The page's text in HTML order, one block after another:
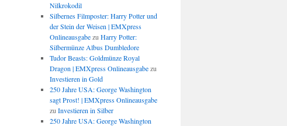
Nilkrokodil
Silbernes Filmposter: Harry Potter und
der Stein der Weisen | EMXpress
Onlineausgabezu Harry Potter:
Silbermünze Albus Dumbledore
Tudor Beasts: Goldmünze Royal
Dragon | EMXpress Onlineausgabezu
Investieren in Gold
250 Jahre USA: George Washington
sagt Prost! | EMXpress Onlineausgabe
zu Investieren in Silber
250 Jahre USA: George Washington